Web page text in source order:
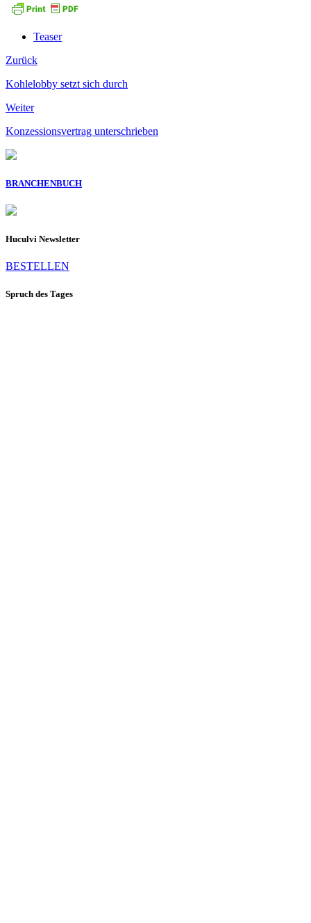
Teaser
Zurück
Kohlelobby setzt sich durch
Weiter
Konzessionsvertrag unterschrieben
BRANCHENBUCH
Huculvi Newsletter
BESTELLEN
Spruch des Tages